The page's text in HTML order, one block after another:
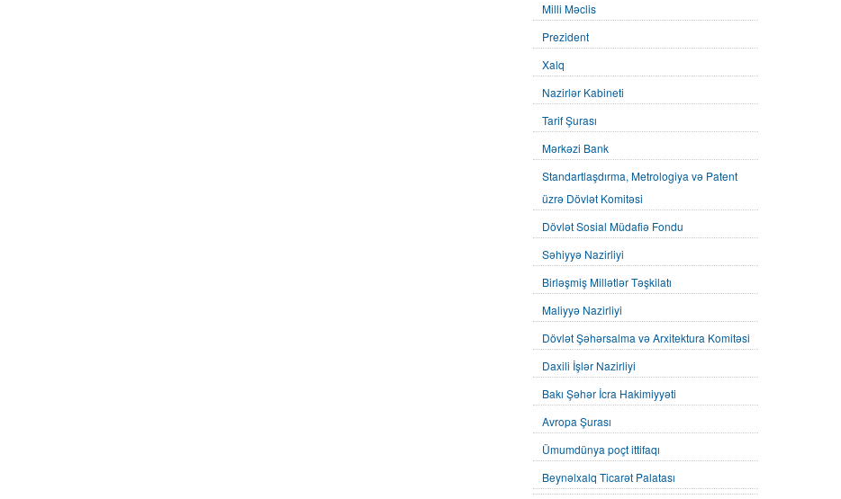
Milli Məclis
Prezident
Xalq
Nazirlər Kabineti
Tarif Şurası
Mərkəzi Bank
Standartlaşdırma, Metrologiya və Patent
üzrə Dövlət Komitəsi
Dövlət Sosial Müdafiə Fondu
Səhiyyə Nazirliyi
Birləşmiş Millətlər Təşkilatı
Maliyyə Nazirliyi
Dövlət Şəhərsalma və Arxitektura Komitəsi
Daxili İşlər Nazirliyi
Bakı Şəhər İcra Hakimiyyəti
Avropa Şurası
Ümumdünya poçt ittifaqı
Beynəlxalq Ticarət Palatası